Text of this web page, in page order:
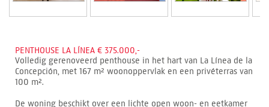
PENTHOUSE LA LÍNEA € 375.000,-
Volledig gerenoveerd penthouse in het hart van La Línea de la
Concepción, met 167 m² woonoppervlak en een privéterras van
100 m².
De woning beschikt over een lichte open woon- en eetkamer